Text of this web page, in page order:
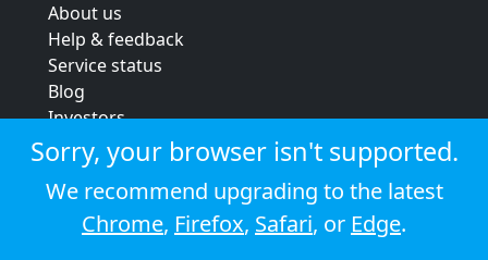
About us
Help & feedback
Service status
Blog
Investors
Strategic review
Terms & conditions
Privacy policy
Cookie policy
Sorry, your browser isn't supported.
We recommend upgrading to the latest
Chrome, Firefox, Safari, or Edge.